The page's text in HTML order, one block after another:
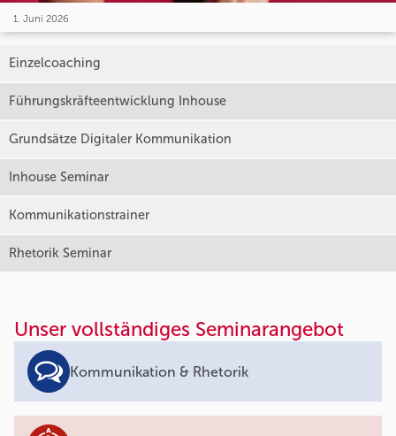
1. Juni 2026
Einzelcoaching
Führungskräfteentwicklung Inhouse
Grundsätze Digitaler Kommunikation
Inhouse Seminar
Kommunikationstrainer
Rhetorik Seminar
Unser vollständiges Seminarangebot
Kommunikation & Rhetorik